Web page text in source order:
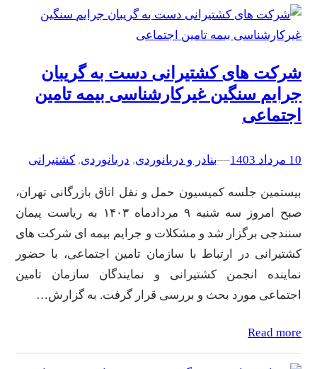
شرکت های کشتیرانی دست به گریبان
جرایم سنگین غیرکارشناسی بیمه تامین
اجتماعی
10 مرداد 1403 –
–بنادر و دریانوردی, دریانوردی, کشتیرانی
بیستمین جلسه کمیسیون حمل و نقل اتاق بازرگانی تهران،
صبح امروز سه شنبه ۹ مردادماه ۱۴۰۳ به ریاست پیمان
سنندجی برگزار شد و مشکلات و جرایم بیمه ای شرکت های
کشتیرانی در ارتباط با سازمان تامین اجتماعی، با حضور
نماینده انجمن کشتیرانی و نمایندگان سازمان تامین
اجتماعی مورد بحث و بررسی قرار گرفت. به گزارش…
Read more